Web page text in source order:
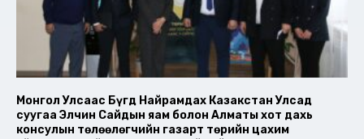
Монгол Улсаас Бүгд Найрамдах Казакстан Улсад
суугаа Элчин Сайдын яам болон Алматы хот дахь
консулын төлөөлөгчийн газарт төрийн цахим